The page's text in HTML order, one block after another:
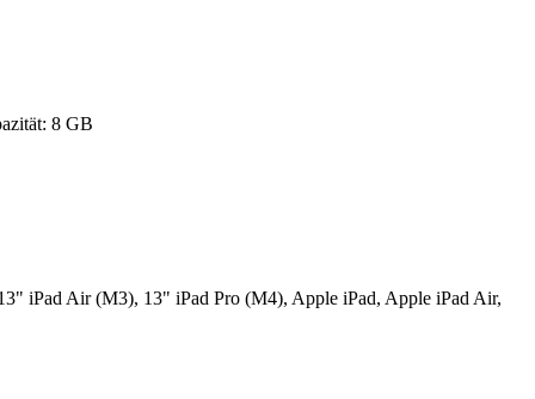
8 GB
iPad Air (M3), 13" iPad Pro (M4), Apple iPad, Apple iPad Air,